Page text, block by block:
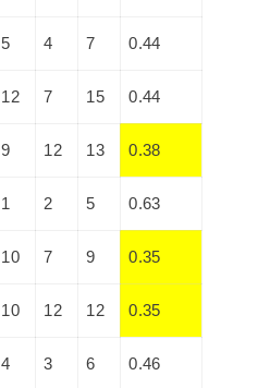
5 4 7 0.44
12 7 15 0.44
9 12 13 0.38
1 2 5 0.63
10 7 9 0.35
10 12 12 0.35
4 3 6 0.46